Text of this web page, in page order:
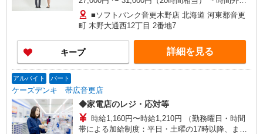
当は時間外労働の有無にかかわらず、固定残業代
として支給し、 相当時間を超える時間外労働は法
定通り追加で支給します。相当時間を超える時間
外労働の残業代は1分単位で支給します。 試用期
間あり 6ヶ月 ※経験・能力による 【試用期間】時
給 1100 円 〜 1100 円
■ソフトバンク音更木野店 北海道 河東郡音更
町 木野大通西12丁目 2番地7
キープ 詳細を見る
アルバイト パート
ケーズデンキ 帯広音更店
◆家電店のレジ・応対等
時給1,160円〜時給1,210円 （勤務曜日・時間
帯による加給制度：平日・土曜の17時以降、また